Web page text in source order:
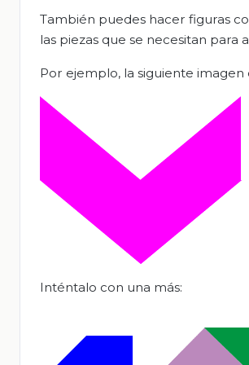
También puedes hacer figuras
las piezas que se necesitan para
Por ejemplo, la siguiente
Inténtalo con una más: